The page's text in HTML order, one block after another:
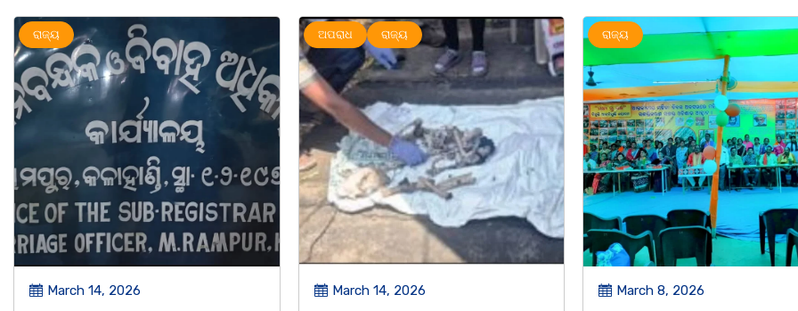
ଅପରାଧ ରାଜ୍ୟ
March 14, 2026
ରାଜ୍ୟ
March 8, 2026
ରାଜ୍ୟ
March 8, 2026